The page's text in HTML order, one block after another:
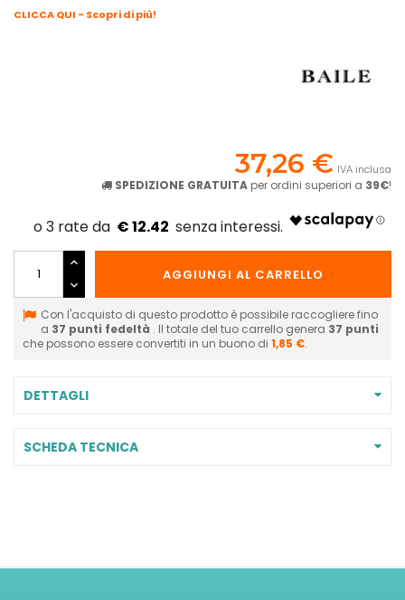
CLICCA QUI - Scopri di più!
37,26 € IVA inclusa
SPEDIZIONE GRATUITA per ordini superiori a 39€!
€ 12.42
AGGIUNGI AL CARRELLO
Con l'acquisto di questo prodotto è possibile raccogliere fino
a 37 punti fedeltà . Il totale del tuo carrello genera 37 punti
che possono essere convertiti in un buono di 1,85 €.
DETTAGLI
SCHEDA TECNICA